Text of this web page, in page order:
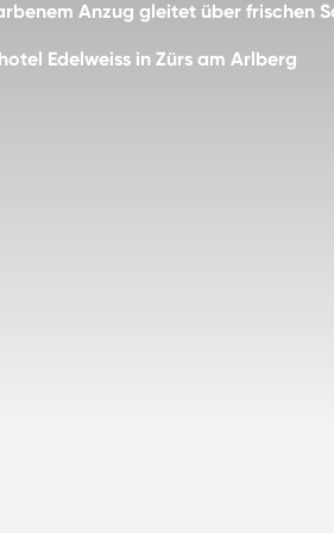
Edelweiss in Zürs am Arlberg